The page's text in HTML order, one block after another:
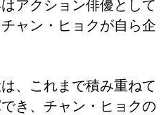
アクション俳優として
ャン・ヒョクが自ら企
、これまで積み重ねて
き、チャン・ヒョクの